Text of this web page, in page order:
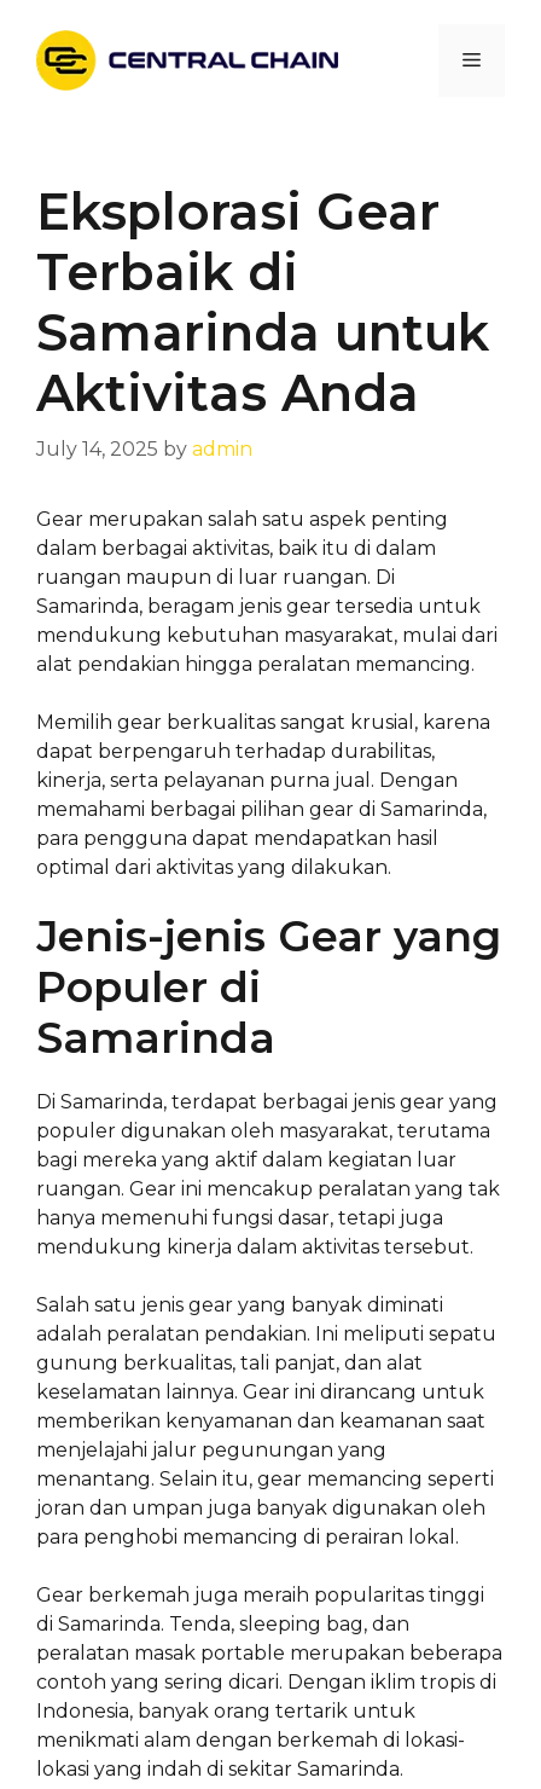
content
Menu
Eksplorasi Gear
Terbaik di
Samarinda untuk
Aktivitas Anda
July 14, 2025 by admin
Gear merupakan salah satu aspek penting
dalam berbagai aktivitas, baik itu di dalam
ruangan maupun di luar ruangan. Di
Samarinda, beragam jenis gear tersedia untuk
mendukung kebutuhan masyarakat, mulai dari
alat pendakian hingga peralatan memancing.
Memilih gear berkualitas sangat krusial, karena
dapat berpengaruh terhadap durabilitas,
kinerja, serta pelayanan purna jual. Dengan
memahami berbagai pilihan gear di Samarinda,
para pengguna dapat mendapatkan hasil
optimal dari aktivitas yang dilakukan.
Jenis-jenis Gear yang
Populer di
Samarinda
Di Samarinda, terdapat berbagai jenis gear yang
populer digunakan oleh masyarakat, terutama
bagi mereka yang aktif dalam kegiatan luar
ruangan. Gear ini mencakup peralatan yang tak
hanya memenuhi fungsi dasar, tetapi juga
mendukung kinerja dalam aktivitas tersebut.
Salah satu jenis gear yang banyak diminati
adalah peralatan pendakian. Ini meliputi sepatu
gunung berkualitas, tali panjat, dan alat
keselamatan lainnya. Gear ini dirancang untuk
memberikan kenyamanan dan keamanan saat
menjelajahi jalur pegunungan yang
menantang. Selain itu, gear memancing seperti
joran dan umpan juga banyak digunakan oleh
para penghobi memancing di perairan lokal.
Gear berkemah juga meraih popularitas tinggi
di Samarinda. Tenda, sleeping bag, dan
peralatan masak portable merupakan beberapa
contoh yang sering dicari. Dengan iklim tropis di
Indonesia, banyak orang tertarik untuk
menikmati alam dengan berkemah di lokasi-
lokasi yang indah di sekitar Samarinda.